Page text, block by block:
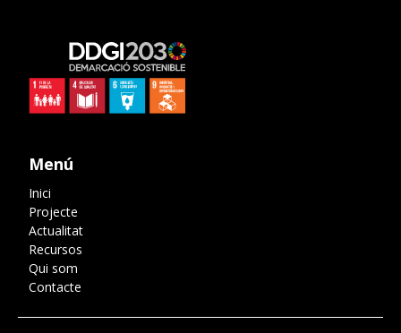
Menú
Inici
Projecte
Actualitat
Recursos
Qui som
Contacte